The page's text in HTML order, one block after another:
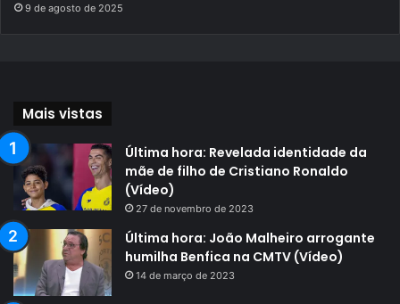
9 de agosto de 2025
Mais vistas
Última hora: Revelada identidade da
mãe de filho de Cristiano Ronaldo
(Vídeo)
27 de novembro de 2023
Última hora: João Malheiro arrogante
humilha Benfica na CMTV (Vídeo)
14 de março de 2023